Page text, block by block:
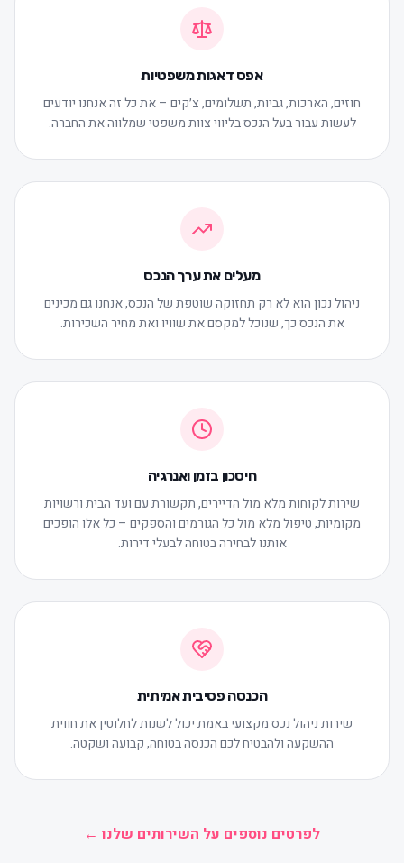
אפס דאגות משפטיות
חוזים, הארכות, גביות, תשלומים, צ׳קים – את כל זה אנחנו יודעים
לעשות עבור בעל הנכס בליווי צוות משפטי שמלווה את החברה.
מעלים את ערך הנכס
ניהול נכון הוא לא רק תחזוקה שוטפת של הנכס, אנחנו גם מכינים
את הנכס כך, שנוכל למקסם את שוויו ואת מחיר השכירות.
חיסכון בזמן ואנרגיה
שירות לקוחות מלא מול הדיירים, תקשורת עם ועד הבית ורשויות
מקומיות, טיפול מלא מול כל הגורמים והספקים – כל אלו הופכים
אותנו לבחירה בטוחה לבעלי דירות.
הכנסה פסיבית אמיתית
שירות ניהול נכס מקצועי באמת יכול לשנות לחלוטין את חווית
ההשקעה ולהבטיח לכם הכנסה בטוחה, קבועה ושקטה.
לפרטים נוספים על השירותים שלנו ←